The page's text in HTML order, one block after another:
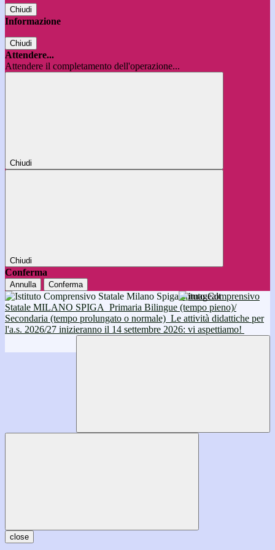
Chiudi
Informazione
Chiudi
Attendere...
Attendere il completamento dell'operazione...
Chiudi
Chiudi
Conferma
Annulla Conferma
Istituto Comprensivo
Statale MILANO SPIGA Primaria Bilingue (tempo pieno)/
Secondaria (tempo prolungato o normale) Le attività didattiche per
l'a.s. 2026/27 inizieranno il 14 settembre 2026: vi aspettiamo!
close